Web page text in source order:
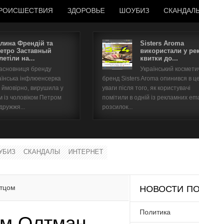
ЗДОРОВЬЕ ШОУБИЗ
Френдій та
Заставный
на...
бренду
інфлюенсерка
ймовірно, вирушила у
із чоловіком Петром
Sisters Aroma
використали у
квитки до...
Український
бренд Sisters Aroma опинився в
уваги після того, як користувачі
помітили в одній із рекламних
розсилок...
СКАНДАЛЫ ИНТЕРНЕТ
НОВОСТИ
Политика
Имя пользователя
Забыли имя пользователя?